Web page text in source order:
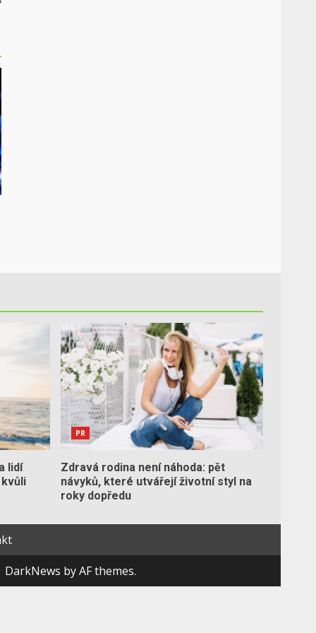
lidí
PR
Zdravá rodina není náhoda: pět
návyků, které utvářejí životní styl na
roky dopředu
DarkNews by AF themes.